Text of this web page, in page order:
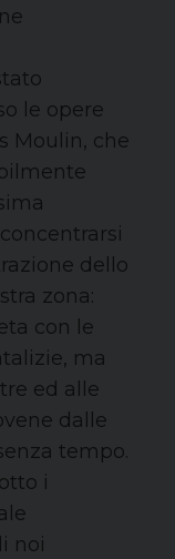
le opere
Moulin, che
dello
zona:
con le
ma
ed alle
dalle
tempo.
i
noi